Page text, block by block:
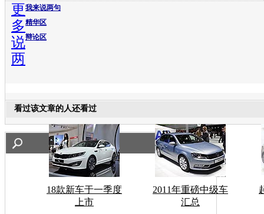
我来说两句
精华区
辩论区
更
多
说
两
看过该文章的人还看过
18款新车于一季度
上市
2011年重磅中级车
汇总